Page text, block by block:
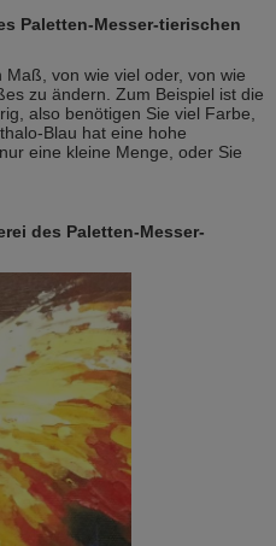
Paletten-Messer-tierischen
von wie viel oder, von wie
zu ändern. Zum Beispiel ist die
also benötigen Sie viel Farbe,
Blau hat eine hohe
eine kleine Menge, oder Sie
des Paletten-Messer-